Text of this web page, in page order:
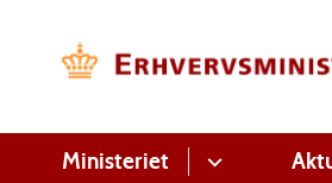
Ministeriet